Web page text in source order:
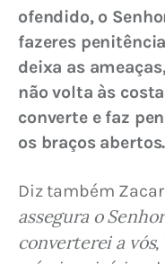
ofendido, o
fazeres
deixa as
não volta às
converte e faz
os braços abertos.
Diz também
assegura o
converterei a vós,